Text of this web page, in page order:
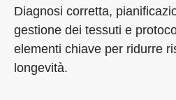
Diagnosi corretta,
gestione dei tessuti e
elementi chiave per ridurre
longevità.